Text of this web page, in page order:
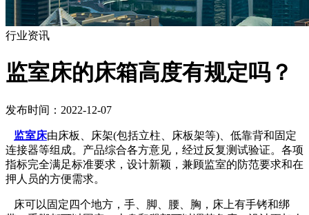
行业资讯
监室床的床箱高度有规定吗？
发布时间：2022-12-07
监室床由床板、床架(包括立柱、床板架等)、低靠背和固定
连接器等组成。产品综合各方意见，经过反复测试验证。各项
指标完全满足标准要求，设计新颖，兼顾监室的防范要求和在
押人员的方便需求。
床可以固定四个地方，手、脚、腰、胸，床上有手铐和绑